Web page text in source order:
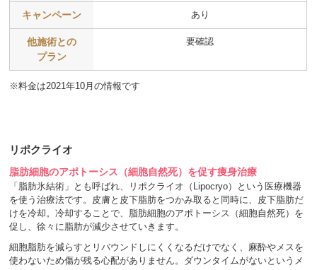
キャンペーン あり
他施術との
プラン
要確認
※料金は2021年10月の情報です
リポクライオ
脂肪細胞のアポトーシス（細胞自然死）を促す痩身治療
「脂肪氷結術」とも呼ばれ、リポクライオ（Lipocryo）という医療機器
を使う治療法です。皮膚と皮下脂肪をつかみ取ると同時に、皮下脂肪だ
けを冷却。冷却することで、脂肪細胞のアポトーシス（細胞自然死）を
促し、徐々に脂肪が減少させていきます。
細胞脂肪を減らすとリバウンドしにくくなるだけでなく、麻酔やメスを
使わないため傷が残る心配がありません。ダウンタイムがないというメ